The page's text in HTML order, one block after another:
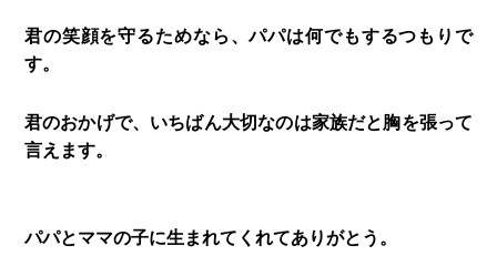
君の笑顔を守るためなら、パパは何でもするつもりで
す。
君のおかげで、いちばん大切なのは家族だと胸を張って
言えます。
パパとママの子に生まれてくれてありがとう。